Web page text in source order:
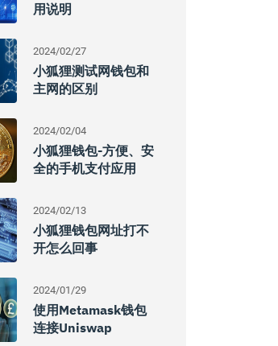
用说明
2024/02/27
小狐狸测试网钱包和
主网的区别
2024/02/04
小狐狸钱包-方便、安
全的手机支付应用
2024/02/13
小狐狸钱包网址打不
开怎么回事
2024/01/29
使用Metamask钱包
连接Uniswap